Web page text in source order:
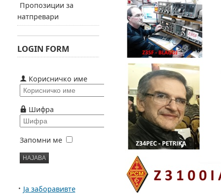
Пропозиции за
натпревари
LOGIN FORM
Корисничко име
Шифра
Запомни ме
Ја заборавивте